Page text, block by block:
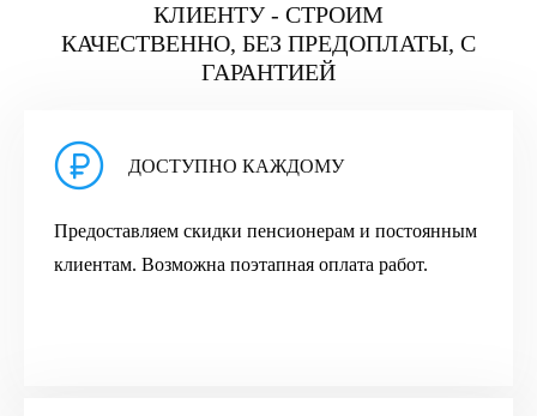
КЛИЕНТУ - СТРОИМ
КАЧЕСТВЕННО, БЕЗ ПРЕДОПЛАТЫ, С
ГАРАНТИЕЙ
ДОСТУПНО КАЖДОМУ
Предоставляем скидки пенсионерам и постоянным
клиентам. Возможна поэтапная оплата работ.